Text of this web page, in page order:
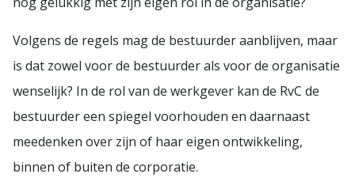
Volgens de regels mag de bestuurder aanblijven, maar
is dat zowel voor de bestuurder als voor de organisatie
wenselijk? In de rol van de werkgever kan de RvC de
bestuurder een spiegel voorhouden en daarnaast
meedenken over zijn of haar eigen ontwikkeling,
binnen of buiten de corporatie.